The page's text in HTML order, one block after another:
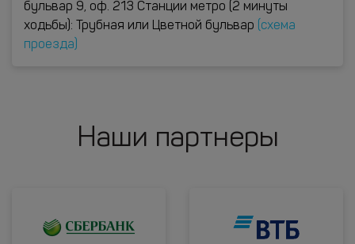
бульвар 9, оф. 213 Станции метро (2 минуты
ходьбы): Трубная или Цветной бульвар
(схема
проезда)
Наши партнеры